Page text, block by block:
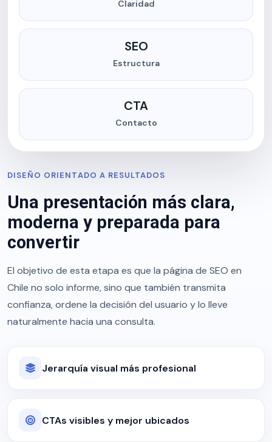
Claridad
SEO
Estructura
CTA
Contacto
DISEÑO ORIENTADO A RESULTADOS
Una presentación más clara,
moderna y preparada para
convertir
El objetivo de esta etapa es que la página de SEO en
Chile no solo informe, sino que también transmita
confianza, ordene la decisión del usuario y lo lleve
naturalmente hacia una consulta.
Jerarquía visual más profesional
CTAs visibles y mejor ubicados